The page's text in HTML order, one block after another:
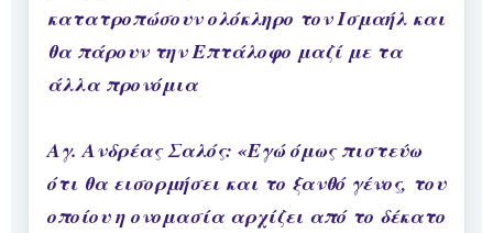
κατατροπώσουν ολόκληρο τον Ισμαήλ και
θα πάρουν την Επτάλοφο μαζί με τα
άλλα προνόμια
Αγ. Ανδρέας Σαλός: «Εγώ όμως πιστεύω
ότι θα εισορμήσει και το ξανθό γένος, του
οποίου η ονομασία αρχίζει από το δέκατο